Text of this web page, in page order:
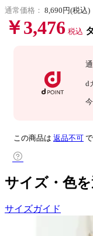
通常価格： 8,690円(税込)
￥3,476 税込
d
この商品は 返品不可 で
サイズ・色
サイズガイド